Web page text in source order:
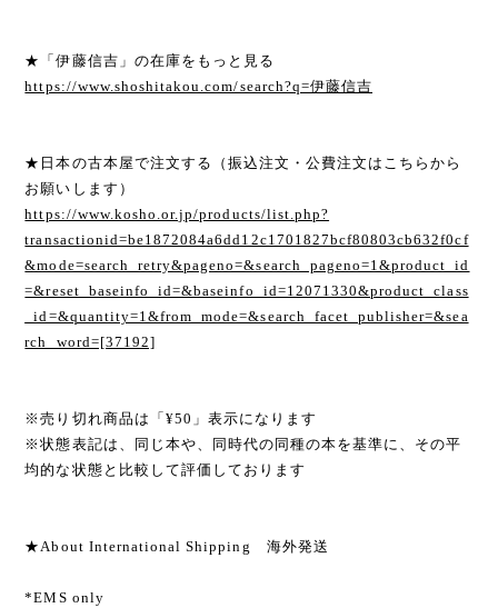
★「伊藤信吉」の在庫をもっと見る
https://www.shoshitakou.com/search?q=伊藤信吉
★日本の古本屋で注文する（振込注文・公費注文はこちらから
お願いします）
https://www.kosho.or.jp/products/list.php?
transactionid=be1872084a6dd12c1701827bcf80803cb632f0cf
&mode=search_retry&pageno=&search_pageno=1&product_id
=&reset_baseinfo_id=&baseinfo_id=12071330&product_class
_id=&quantity=1&from_mode=&search_facet_publisher=&sea
rch_word=[37192]
※売り切れ商品は「¥50」表示になります
※状態表記は、同じ本や、同時代の同種の本を基準に、その平
均的な状態と比較して評価しております
★About International Shipping 海外発送
*EMS only